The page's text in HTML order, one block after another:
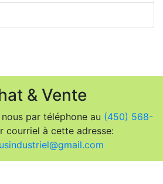
& Vente
par téléphone au (450) 568-
courriel à cette adresse: